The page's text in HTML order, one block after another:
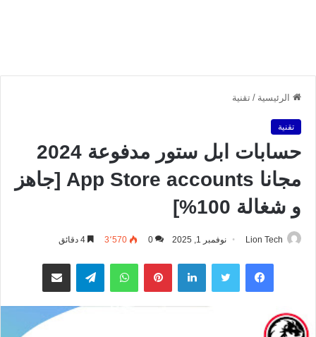
الرئيسية / تقنية
تقنية
حسابات ابل ستور مدفوعة 2024
مجانا App Store accounts [جاهز
و شغالة 100%]
Lion Tech نوفمبر 1, 2025 0 3٬570
فيسبوك تويتر لينكدإن بينتيريستواتساب تيلقرام مشاركة عبر البريد